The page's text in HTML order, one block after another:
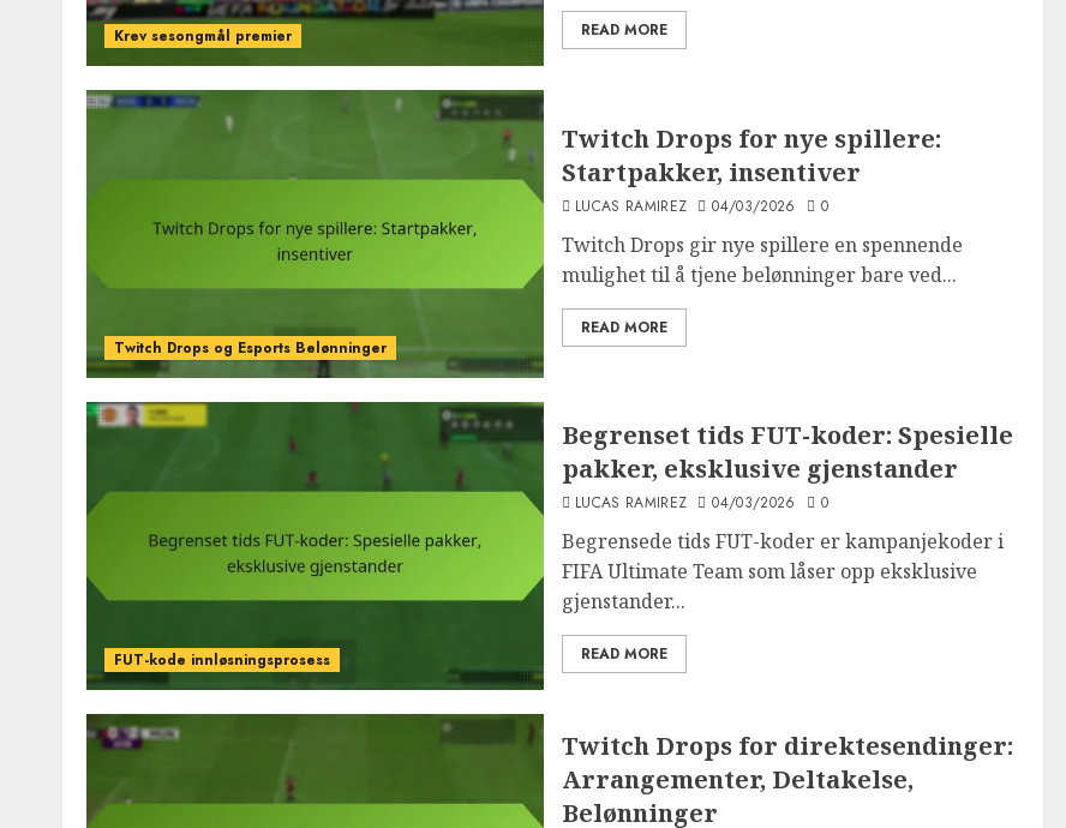
Krev sesongmål premier READ MORE
Twitch Drops og Esports Belønninger
Twitch Drops for nye spillere:
Startpakker, insentiver
LUCAS RAMIREZ 04/03/2026 0
Twitch Drops gir nye spillere en spennende
mulighet til å tjene belønninger bare ved...
READ MORE
FUT-kode innløsningsprosess
Begrenset tids FUT-koder: Spesielle
pakker, eksklusive gjenstander
LUCAS RAMIREZ 04/03/2026 0
Begrensede tids FUT-koder er kampanjekoder i
FIFA Ultimate Team som låser opp eksklusive
gjenstander...
READ MORE
Twitch Drops for direktesendinger:
Arrangementer, Deltakelse,
Belønninger